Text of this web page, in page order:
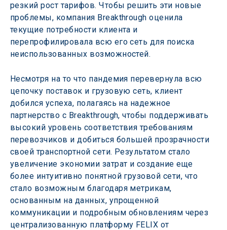
резкий рост тарифов. Чтобы решить эти новые
проблемы, компания Breakthrough оценила
текущие потребности клиента и
перепрофилировала всю его сеть для поиска
неиспользованных возможностей.
Несмотря на то что пандемия перевернула всю
цепочку поставок и грузовую сеть, клиент
добился успеха, полагаясь на надежное
партнерство с Breakthrough, чтобы поддерживать
высокий уровень соответствия требованиям
перевозчиков и добиться большей прозрачности
своей транспортной сети. Результатом стало
увеличение экономии затрат и создание еще
более интуитивно понятной грузовой сети, что
стало возможным благодаря метрикам,
основанным на данных, упрощенной
коммуникации и подробным обновлениям через
централизованную платформу FELIX от